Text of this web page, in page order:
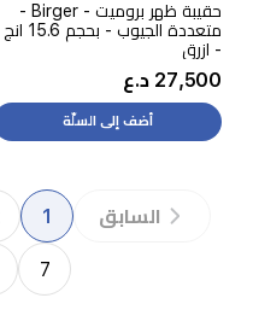
حقيبة ظهر بروميت - Birger -
متعددة الجيوب - بحجم 15.6 انج
- ازرق
27,500 د.ع
أضف إلى السلّة
السابق 1
7